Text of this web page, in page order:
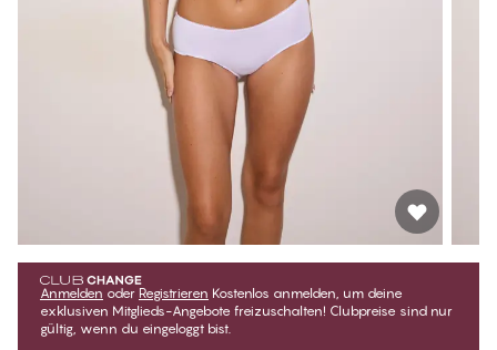
Anmelden oder Registrieren Kostenlos anmelden, um deine
exklusiven Mitglieds-Angebote freizuschalten! Clubpreise sind nur
gültig, wenn du eingeloggt bist.